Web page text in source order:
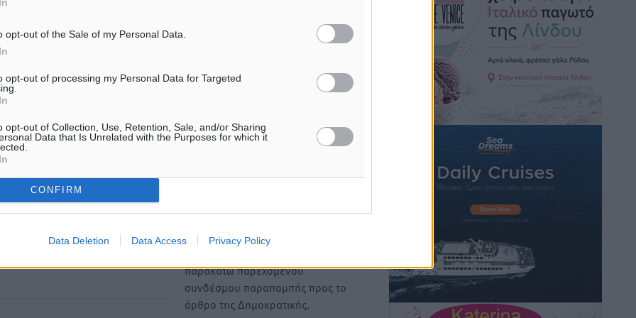
opt-out of the Sale of my Personal Data.
opt-out of processing my Personal Data for Targeted
opt-out of Collection, Use, Retention, Sale, and/or Sharing
Data that Is Unrelated with the Purposes for which it
CONFIRM
Data Deletion Data Access Privacy Policy
ΕΠΙΣΗΣ
ταυτότητες: Ποιοι πρέπει
να τις αλλάξουν άμεσα και ποιοι
· 13:25
Στην ΑΑΔΕ ο Μητσοτάκης για το
06.08.26 · 11:37
Η Δημοκρατική δεν υιοθετεί
όποια σχόλια θεωρούμε
Χρήστες που δεν τηρούν
Υπενθύμιση:
Για την μερική αναπαραγωγή της
είδησης από άλλες ιστοσελίδες
παρακάτω παρεχόμενου
συνδέσμου παραπομπής προς το
άρθρο της Δημοκρατικής.
Hotels – Χατζηλαζάρου – Προχωρά
καινούργιο ξενοδοχείο στην Κω
Τοπικές Ειδήσεις•
Αυτοκίνητο μπήκε παράνομα σε
μονόδρομο στο Μαστιχάρι –
Αναποδογύρισε όχημα με μητέρα και
πριν 12 ώρες
“Η Ευρώπη αντιμετώπιζε το
προσφυγικό σαν ταινία τρόμου” – Η
συγκλονιστική μαρτυρία της Χαρούλας
Γιασιράνη στον RV για τα γεγονότα που
οδήγησαν στο Σύμφωνο της Λέρου
Τοπικές Ειδήσεις• πριν 12 ώρες
Συναυλία με τον Γιάννη Κότσιρα στις